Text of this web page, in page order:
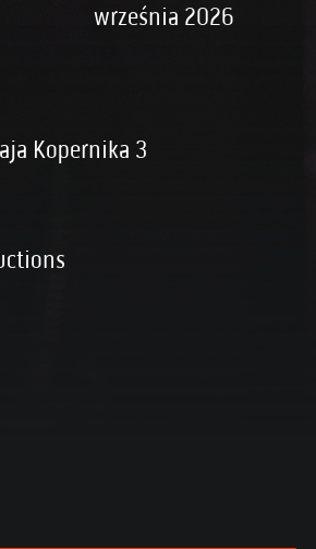
września 2026
Kopernika 3